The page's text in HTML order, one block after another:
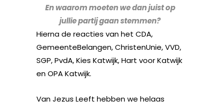
En waarom moeten we dan juist op
jullie partij gaan stemmen?
Hierna de reacties van het CDA,
GemeenteBelangen, ChristenUnie, VVD,
SGP, PvdA, Kies Katwijk, Hart voor Katwijk
en OPA Katwijk.
Van Jezus Leeft hebben we helaas